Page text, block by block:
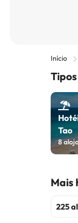
Início
Tao
8
Mais
225